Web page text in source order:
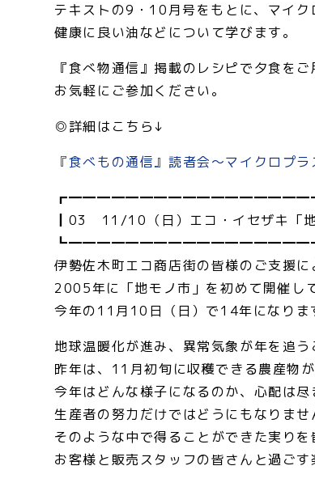
テキストの9・10月号をもとに、マイク
健康に良い油などについて学びます。
『食べ物通信』掲載のレシピで夕食をご
お気軽にご参加ください。
◎詳細はこちら↓
『食べもの通信』読者会～マイクロプ
┃03 11/10（日）エコ・イセザキ「地
伊勢佐木町エコ商店街の皆様のご支援に
2005年に「地モノ市」を初めて開催し
今年の11月10日（日）で14年になりま
地球温暖化が進み、異常気象が年を追う
昨年は、11月初旬に収穫できる農産物
今年はどんな様子になるのか、心配は尽
生産者の努力だけではどうにもなりませ
そのような中で得ることができた実りを
お客様と販売スタッフの皆さんと過ご